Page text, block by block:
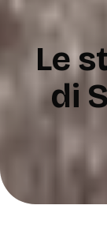
Le
di